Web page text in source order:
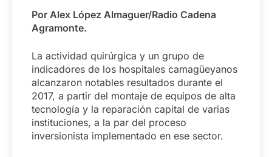
Por Alex López Almaguer/Radio Cadena
Agramonte.
La actividad quirúrgica y un grupo de
indicadores de los hospitales camagüeyanos
alcanzaron notables resultados durante el
2017, a partir del montaje de equipos de alta
tecnología y la reparación capital de varias
instituciones, a la par del proceso
inversionista implementado en ese sector.